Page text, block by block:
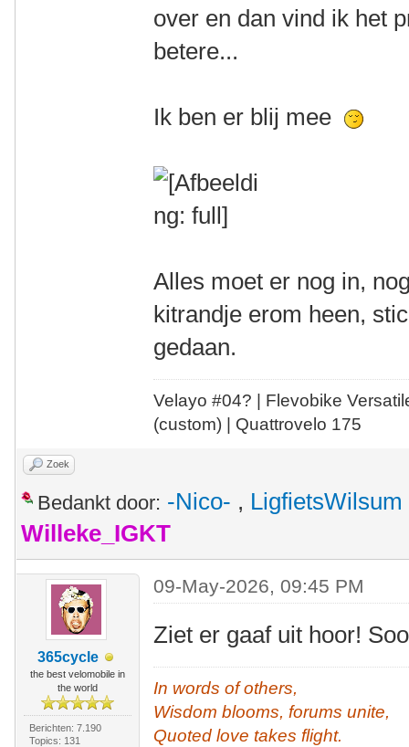
over en dan vind ik het
betere...
Ik ben er blij mee
Alles moet er nog in,
kitrandje erom heen,
gedaan.
Velayo #04? | Flevobike
(custom) | Quattrovelo 175
Zoek
Bedankt door: -Nico- , LigfietsWilsum
Willeke_IGKT
365cycle
the best velomobile in
the world
Berichten: 7.190
Topics: 131
09-May-2026, 09:45 PM
Ziet er gaaf uit hoor!
In words of others,
Wisdom blooms, forums unite,
Quoted love takes flight.